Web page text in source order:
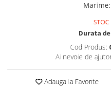
Marime:
STOC
Durata
Cod Produs:
Ai nevoie de
Adauga la Favorite